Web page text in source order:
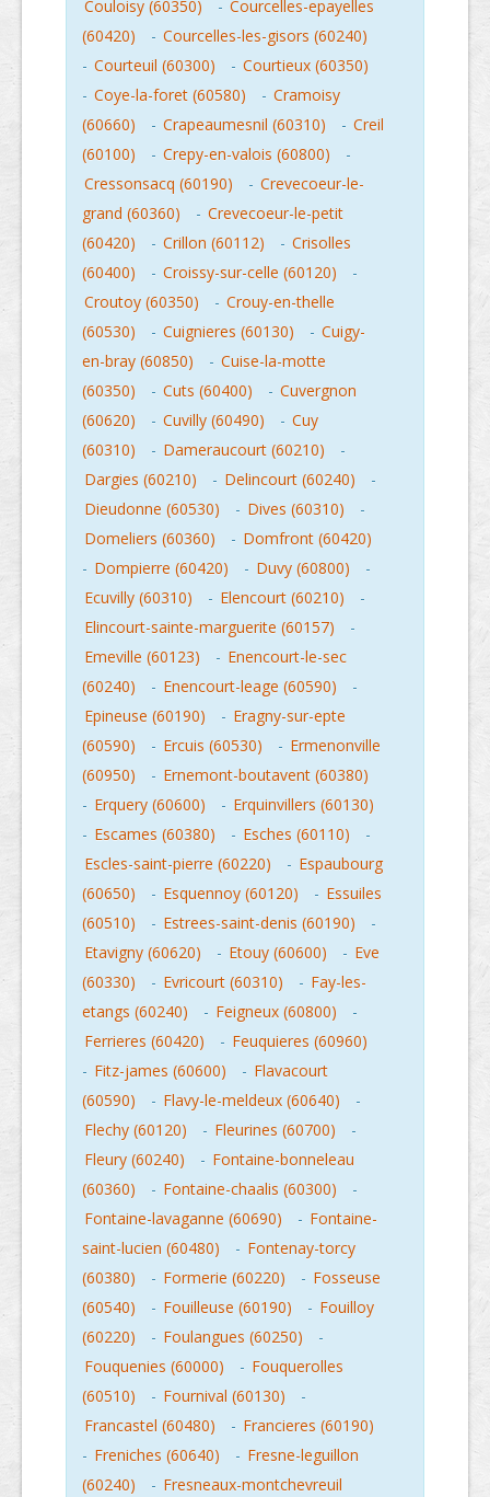
Couloisy (60350) - Courcelles-epayelles
(60420)
- Courcelles-les-gisors (60240)
- Courteuil (60300) - Courtieux (60350)
- Coye-la-foret (60580) - Cramoisy
(60660)
- Crapeaumesnil (60310) - Creil
(60100)
- Crepy-en-valois (60800)
-
Cressonsacq (60190)
- Crevecoeur-le-
grand (60360)
- Crevecoeur-le-petit
(60420)
- Crillon (60112) - Crisolles
(60400)
- Croissy-sur-celle (60120)
-
Croutoy (60350)
- Crouy-en-thelle
(60530)
- Cuignieres (60130) - Cuigy-
en-bray (60850)
- Cuise-la-motte
(60350)
- Cuts (60400) - Cuvergnon
(60620)
- Cuvilly (60490) - Cuy
(60310)
- Dameraucourt (60210)
-
Dargies (60210)
- Delincourt (60240)
-
Dieudonne (60530)
- Dives (60310)
-
Domeliers (60360)
- Domfront (60420)
- Dompierre (60420) - Duvy (60800)
-
Ecuvilly (60310)
- Elencourt (60210)
-
Elincourt-sainte-marguerite (60157)
-
Emeville (60123)
- Enencourt-le-sec
(60240)
- Enencourt-leage (60590)
-
Epineuse (60190)
- Eragny-sur-epte
(60590)
- Ercuis (60530) - Ermenonville
(60950)
- Ernemont-boutavent (60380)
- Erquery (60600) - Erquinvillers (60130)
- Escames (60380) - Esches (60110)
-
Escles-saint-pierre (60220)
- Espaubourg
(60650)
- Esquennoy (60120) - Essuiles
(60510)
- Estrees-saint-denis (60190)
-
Etavigny (60620)
- Etouy (60600) - Eve
(60330)
- Evricourt (60310) - Fay-les-
etangs (60240)
- Feigneux (60800)
-
Ferrieres (60420)
- Feuquieres (60960)
- Fitz-james (60600) - Flavacourt
(60590)
- Flavy-le-meldeux (60640)
-
Flechy (60120)
- Fleurines (60700)
-
Fleury (60240)
- Fontaine-bonneleau
(60360)
- Fontaine-chaalis (60300)
-
Fontaine-lavaganne (60690)
- Fontaine-
saint-lucien (60480)
- Fontenay-torcy
(60380)
- Formerie (60220) - Fosseuse
(60540)
- Fouilleuse (60190) - Fouilloy
(60220)
- Foulangues (60250)
-
Fouquenies (60000)
- Fouquerolles
(60510)
- Fournival (60130)
-
Francastel (60480)
- Francieres (60190)
- Freniches (60640) - Fresne-leguillon
(60240)
- Fresneaux-montchevreuil